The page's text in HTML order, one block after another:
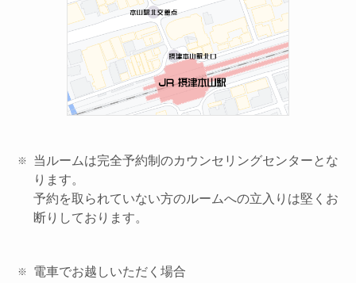
当ルームは完全予約制のカウンセリングセンターとな
ります。
予約を取られていない方のルームへの立入りは堅くお
断りしております。
電車でお越しいただく場合